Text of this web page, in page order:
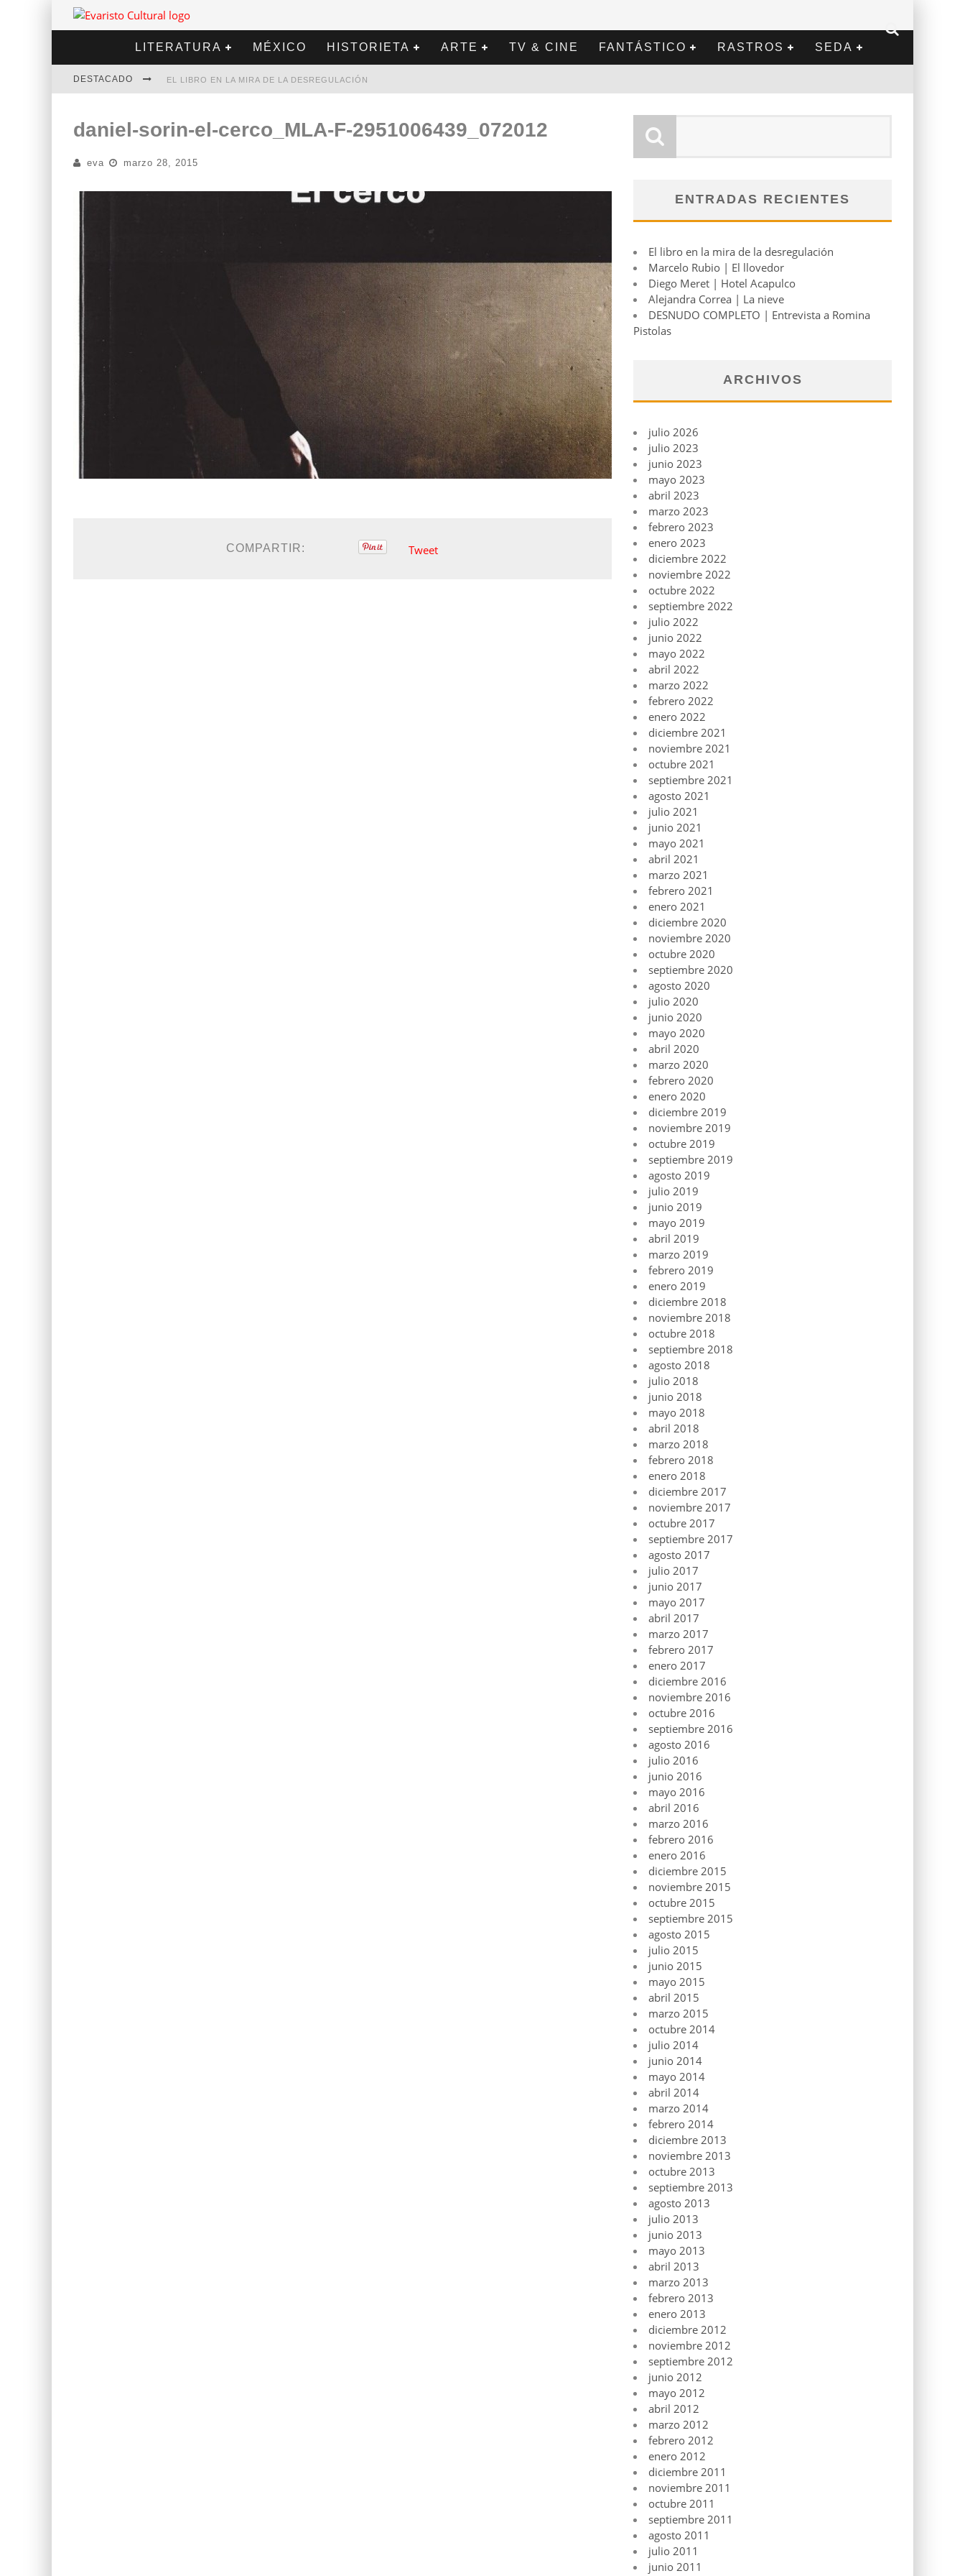
LITERATURA MÉXICO HISTORIETA ARTE TV & CINE FANTÁSTICO RASTROS SEDA
DESTACADO EL LIBRO EN LA MIRA DE LA DESREGULACIÓN
DIEGO MERET | HOTEL ACAPULCO
ALEJANDRA CORREA | LA NIEVE
daniel-sorin-el-cerco_MLA-F-2951006439_072012
eva marzo 28, 2015
COMPARTIR: Tweet
ENTRADAS RECIENTES
El libro en la mira de la desregulación
Marcelo Rubio | El llovedor
Diego Meret | Hotel Acapulco
Alejandra Correa | La nieve
DESNUDO COMPLETO | Entrevista a Romina
Pistolas
ARCHIVOS
julio 2026
julio 2023
junio 2023
mayo 2023
abril 2023
marzo 2023
febrero 2023
enero 2023
diciembre 2022
noviembre 2022
octubre 2022
septiembre 2022
julio 2022
junio 2022
mayo 2022
abril 2022
marzo 2022
febrero 2022
enero 2022
diciembre 2021
noviembre 2021
octubre 2021
septiembre 2021
agosto 2021
julio 2021
junio 2021
mayo 2021
abril 2021
marzo 2021
febrero 2021
enero 2021
diciembre 2020
noviembre 2020
octubre 2020
septiembre 2020
agosto 2020
julio 2020
junio 2020
mayo 2020
abril 2020
marzo 2020
febrero 2020
enero 2020
diciembre 2019
noviembre 2019
octubre 2019
septiembre 2019
agosto 2019
julio 2019
junio 2019
mayo 2019
abril 2019
marzo 2019
febrero 2019
enero 2019
diciembre 2018
noviembre 2018
octubre 2018
septiembre 2018
agosto 2018
julio 2018
junio 2018
mayo 2018
abril 2018
marzo 2018
febrero 2018
enero 2018
diciembre 2017
noviembre 2017
octubre 2017
septiembre 2017
agosto 2017
julio 2017
junio 2017
mayo 2017
abril 2017
marzo 2017
febrero 2017
enero 2017
diciembre 2016
noviembre 2016
octubre 2016
septiembre 2016
agosto 2016
julio 2016
junio 2016
mayo 2016
abril 2016
marzo 2016
febrero 2016
enero 2016
diciembre 2015
noviembre 2015
octubre 2015
septiembre 2015
agosto 2015
julio 2015
junio 2015
mayo 2015
abril 2015
marzo 2015
octubre 2014
julio 2014
junio 2014
mayo 2014
abril 2014
marzo 2014
febrero 2014
diciembre 2013
noviembre 2013
octubre 2013
septiembre 2013
agosto 2013
julio 2013
junio 2013
mayo 2013
abril 2013
marzo 2013
febrero 2013
enero 2013
diciembre 2012
noviembre 2012
septiembre 2012
junio 2012
mayo 2012
abril 2012
marzo 2012
febrero 2012
enero 2012
diciembre 2011
noviembre 2011
octubre 2011
septiembre 2011
agosto 2011
julio 2011
junio 2011